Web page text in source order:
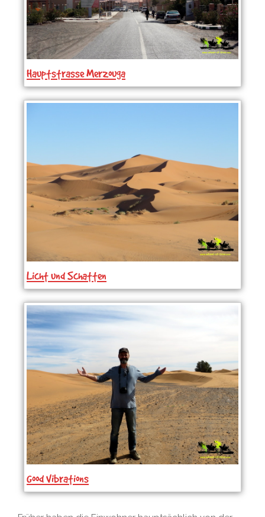
Hauptstrasse Merzouga
Licht und Schatten
Good Vibrations